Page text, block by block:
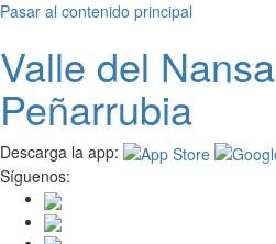
Pasar al contenido principal
Valle del Nansa
Peñarrubia
Descarga la app:
Síguenos: